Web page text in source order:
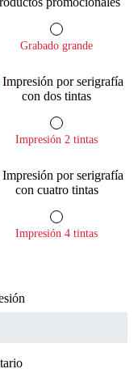
Grabado grande
Impresión 2 tintas
Impresión 4 tintas